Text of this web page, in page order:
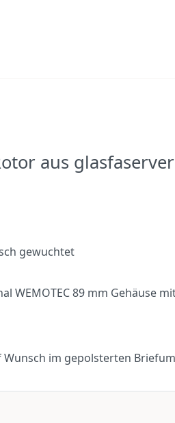
aus
gewuchtet
WEMOTEC 89 mm Gehäuse
im gepolsterten